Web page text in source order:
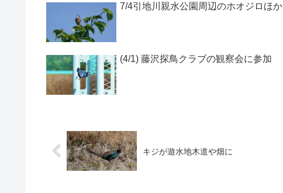
7/4引地川親水公園周辺のホオジロほか
(4/1) 藤沢探鳥クラブの観察会に参加
キジが遊水地木道や畑に